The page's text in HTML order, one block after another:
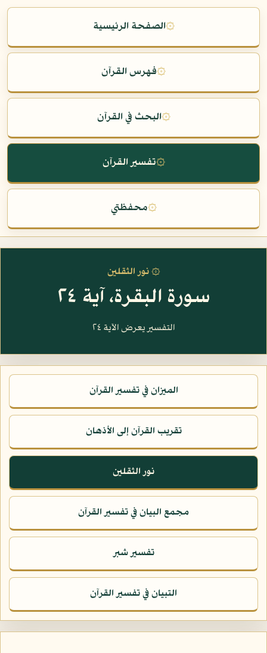
۞الصفحة الرئيسية
۞فهرس القرآن
۞البحث في القرآن
۞تفسير القرآن
۞محفظتي
۞ نور الثقلين
سورة البقرة، آية ٢٤
التفسير يعرض الآية ٢٤
الميزان في تفسير القرآن
تقريب القرآن إلى الأذهان
نور الثقلين
مجمع البيان في تفسير القرآن
تفسير شبر
التبيان في تفسير القرآن